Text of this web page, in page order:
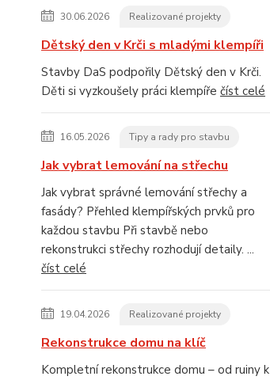
30.06.2026 Realizované projekty
Dětský den v Krči s mladými klempíři
Stavby DaS podpořily Dětský den v Krči.
Děti si vyzkoušely práci klempíře číst celé
16.05.2026 Tipy a rady pro stavbu
Jak vybrat lemování na střechu
Jak vybrat správné lemování střechy a
fasády? Přehled klempířských prvků pro
každou stavbu Při stavbě nebo
rekonstrukci střechy rozhodují detaily. ...
číst celé
19.04.2026 Realizované projekty
Rekonstrukce domu na klíč
Kompletní rekonstrukce domu – od ruiny k